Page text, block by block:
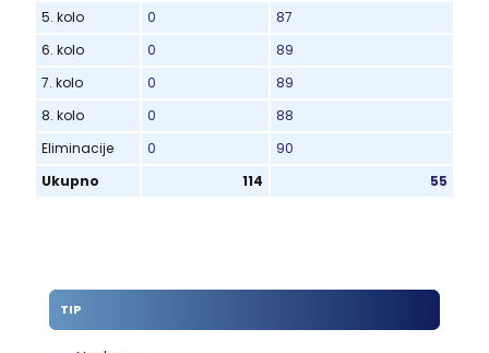
5. kolo
0
87
6. kolo
0
89
7. kolo
0
89
8. kolo
0
88
Eliminacije
0
90
Ukupno
114 55
TIP